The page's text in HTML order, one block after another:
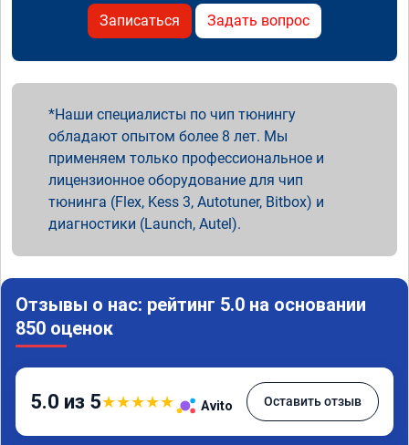
Записаться Задать вопрос
Наши специалисты по чип тюнингу
обладают опытом более 8 лет. Мы
применяем только профессиональное и
лицензионное оборудование для чип
тюнинга (Flex, Kess 3, Autotuner, Bitbox) и
диагностики (Launch, Autel).
Отзывы о нас: рейтинг 5.0 на основании
850 оценок
5.0 из 5★★★★★ Avito Оставить отзыв